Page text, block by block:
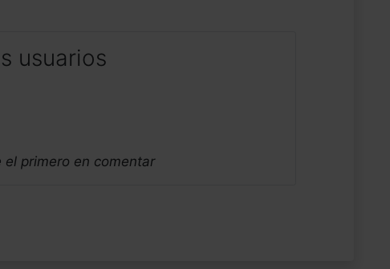
usuarios
primero en comentar